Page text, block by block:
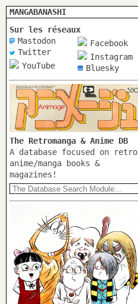
MANGABANASHI
Sur les réseaux
Mastodon
Twitter
YouTube
Facebook
Instagram
Bluesky
The Retromanga & Anime DB
A database focused on retro
anime/manga books &
magazines!